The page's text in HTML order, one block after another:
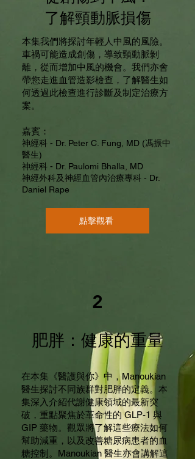
了解頸動脈損傷
本集我們將探討年輕人中風的風險。
車禍可能造成創傷，導致頸動脈剝
離，從而增加中風的機會。我們亦會
帶您走進血管造影檢查，了解醫生如
何透過此檢查進行診斷及制定治療方
案。
嘉賓：
神經科 - Dr. Peter C. Fung, MD (馮振中
醫生)
神經科 - Dr. Paulomi Bhalla, MD
神經外科及神經血管內治療專科 - Dr.
Daniel Rape
點擊觀看
2
肥胖：健康的重量
在本集《醫護與你》中，Manoukian
醫生探討不同族群對肥胖的定義。本
集深入介紹代謝健康領域的最新突
破，重點聚焦於革命性的 GLP-1 與
GIP 藥物。觀眾將了解這些療法如何
幫助減重，以及改善糖尿病患者的血
糖控制。Manoukian 醫生亦會講解這